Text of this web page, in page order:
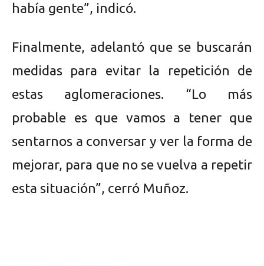
había gente”, indicó.
Finalmente, adelantó que se buscarán
medidas para evitar la repetición de
estas aglomeraciones. “Lo más
probable es que vamos a tener que
sentarnos a conversar y ver la forma de
mejorar, para que no se vuelva a repetir
esta situación”, cerró Muñoz.